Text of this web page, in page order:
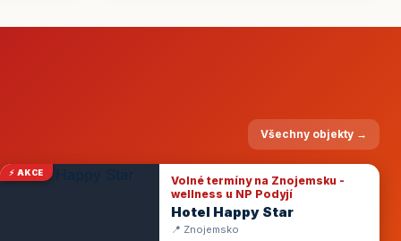
Všechny objekty →
⚡ AKCE
Volné termíny na Znojemsku -
wellness u NP Podyjí
Hotel Happy Star
📍 Znojemsko